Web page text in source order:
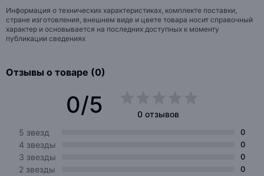
Информация о технических характеристиках, комплекте поставки,
стране изготовления, внешнем виде и цвете товара носит справочный
характер и основывается на последних доступных к моменту
публикации сведениях
Отзывы о товаре (0)
0/5
0 отзывов
5 звезд
0
4 звезды 0
3 звезды 0
2 звезды 0